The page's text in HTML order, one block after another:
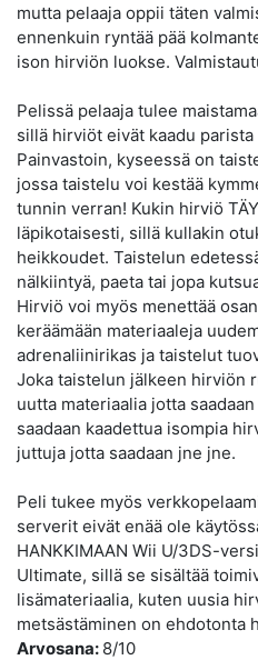
mutta pelaaja oppii täten
ennenkuin ryntää pää
ison hirviön luokse.
Pelissä pelaaja tulee
sillä hirviöt eivät kaadu
Painvastoin, kyseessä on
jossa taistelu voi kestää
tunnin verran! Kukin hirviö
läpikotaisesti, sillä kullakin
heikkoudet. Taistelun
nälkiintyä, paeta tai jopa
Hirviö voi myös menettää
keräämään materiaaleja
adrenaliinirikas ja taistelut
Joka taistelun jälkeen hirviön
uutta materiaalia jotta
saadaan kaadettua isompia
juttuja jotta saadaan jne jne.
Peli tukee myös
serverit eivät enää ole
HANKKIMAAN Wii U/3DS-
Ultimate, sillä se sisältää
lisämateriaalia, kuten uusia
metsästäminen on ehdotonta
Arvosana: 8/10